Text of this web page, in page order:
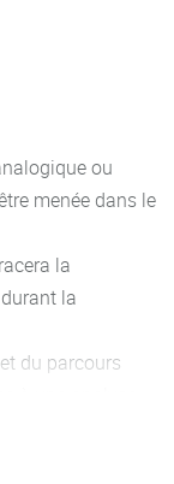
ou
menée dans le
la
la
du parcours